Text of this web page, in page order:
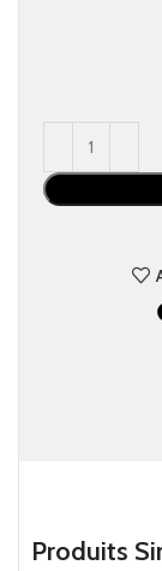
Produits